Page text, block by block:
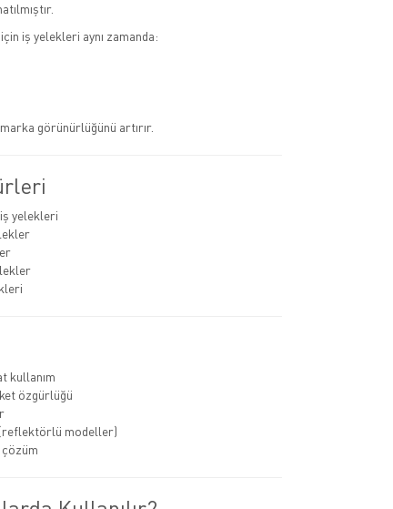
iş yelekleri aynı zamanda:
görünürlüğünü artırır.
yelekleri
kullanım
özgürlüğü
modeller)
çözüm